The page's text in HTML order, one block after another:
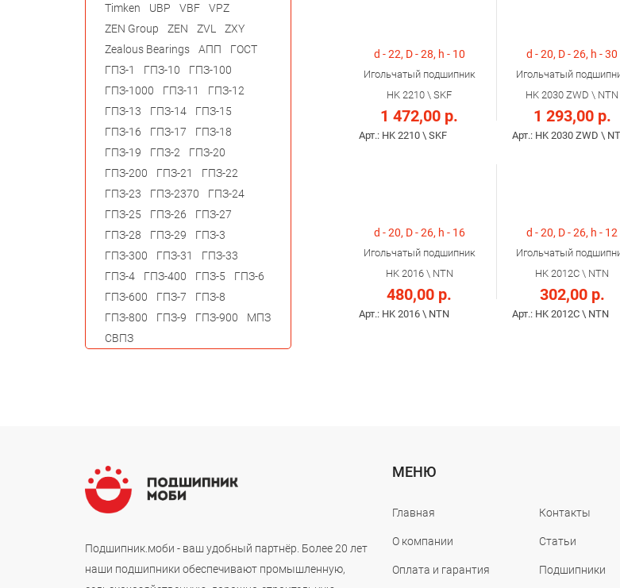
d - 22, D - 28, h - 10
Игольчатый подшипник
HK 2210 \ SKF
1 472,00 р.
Арт.: HK 2210 \ SKF
d - 20, D - 26, h - 30
Игольчатый
HK 2030 ZWD \ NTN
1 293,00 р.
Арт.: HK 2030 ZWD \
d - 20, D - 26, h - 16
Игольчатый подшипник
HK 2016 \ NTN
480,00 р.
Арт.: HK 2016 \ NTN
d - 20, D - 26, h - 12
Игольчатый
HK 2012C \ NTN
302,00 р.
Арт.: HK 2012C \ NTN
Timken
UBP VBF
VPZ
ZEN Group
ZEN ZVL
ZXY
Zealous Bearings
АПП
ГОСТ
ГПЗ-1
ГПЗ-10
ГПЗ-100
ГПЗ-1000
ГПЗ-11
ГПЗ-12
ГПЗ-13
ГПЗ-14
ГПЗ-15
ГПЗ-16
ГПЗ-17
ГПЗ-18
ГПЗ-19
ГПЗ-2
ГПЗ-20
ГПЗ-200
ГПЗ-21
ГПЗ-22
ГПЗ-23
ГПЗ-2370
ГПЗ-24
ГПЗ-25
ГПЗ-26
ГПЗ-27
ГПЗ-28
ГПЗ-29
ГПЗ-3
ГПЗ-300
ГПЗ-31
ГПЗ-33
ГПЗ-4
ГПЗ-400 ГПЗ-5
ГПЗ-6
ГПЗ-600
ГПЗ-7
ГПЗ-8
ГПЗ-800
ГПЗ-9 ГПЗ-900
МПЗ
СВПЗ
Подшипник.моби - ваш удобный партнёр. Более 20 лет
наши подшипники обеспечивают промышленную,
МЕНЮ
Главная
О компании
Оплата и гарантия
Контакты
Статьи
Подшипники